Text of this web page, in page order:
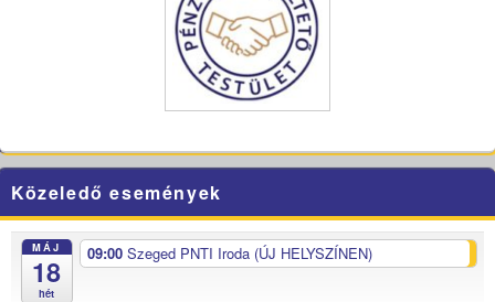
Közeledő események
MÁJ
18
hét
09:00 Szeged PNTI Iroda (ÚJ HELYSZÍNEN)